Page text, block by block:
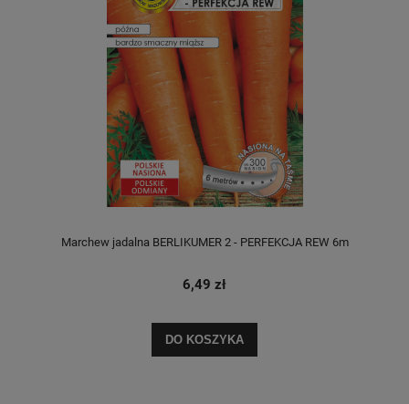
Marchew jadalna BERLIKUMER 2 - PERFEKCJA REW 6m
6,49 zł
DO KOSZYKA